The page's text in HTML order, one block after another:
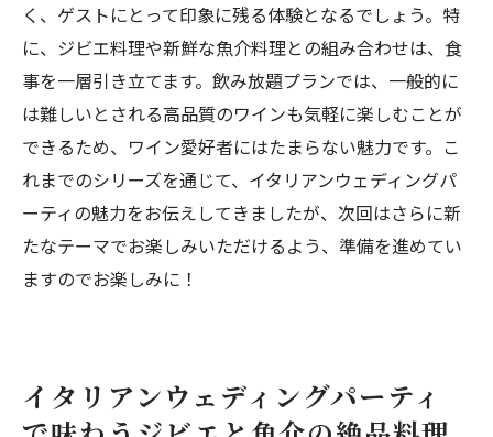
く、ゲストにとって印象に残る体験となるでしょう。特
に、ジビエ料理や新鮮な魚介料理との組み合わせは、食
事を一層引き立てます。飲み放題プランでは、一般的に
は難しいとされる高品質のワインも気軽に楽しむことが
できるため、ワイン愛好者にはたまらない魅力です。こ
れまでのシリーズを通じて、イタリアンウェディングパ
ーティの魅力をお伝えしてきましたが、次回はさらに新
たなテーマでお楽しみいただけるよう、準備を進めてい
ますのでお楽しみに！
イタリアンウェディングパーティ